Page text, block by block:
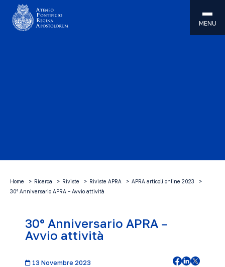
MENU
Home Ricerca Riviste Riviste APRA
APRA articoli online 2023
30° Anniversario APRA – Avvio attività
30° Anniversario APRA –
Avvio attività
13 Novembre 2023